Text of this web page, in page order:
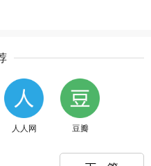
人人网 豆瓣